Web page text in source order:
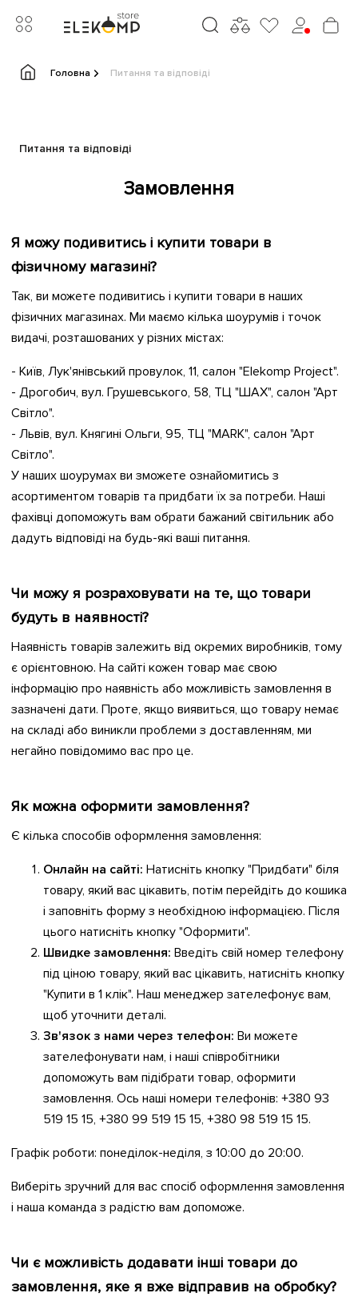
Головна Питання та відповіді
Питання та відповіді
Замовлення
Я можу подивитись і купити товари в
фізичному магазині?
Так, ви можете подивитись і купити товари в наших
фізичних магазинах. Ми маємо кілька шоурумів і точок
видачі, розташованих у різних містах:
- Київ, Лук'янівський провулок, 11, салон "Elekomp Project".
- Дрогобич, вул. Грушевського, 58, ТЦ "ШАХ", салон "Арт
Світло".
- Львів, вул. Княгині Ольги, 95, ТЦ "MARK", салон "Арт
Світло".
У наших шоурумах ви зможете ознайомитись з
асортиментом товарів та придбати їх за потреби. Наші
фахівці допоможуть вам обрати бажаний світильник або
дадуть відповіді на будь-які ваші питання.
Чи можу я розраховувати на те, що товари
будуть в наявності?
Наявність товарів залежить від окремих виробників, тому
є орієнтовною. На сайті кожен товар має свою
інформацію про наявність або можливість замовлення в
зазначені дати. Проте, якщо виявиться, що товару немає
на складі або виникли проблеми з доставленням, ми
негайно повідомимо вас про це.
Як можна оформити замовлення?
Є кілька способів оформлення замовлення:
Онлайн на сайті: Натисніть кнопку "Придбати" біля
товару, який вас цікавить, потім перейдіть до кошика
і заповніть форму з необхідною інформацією. Після
цього натисніть кнопку "Оформити".
Швидке замовлення: Введіть свій номер телефону
під ціною товару, який вас цікавить, натисніть кнопку
"Купити в 1 клік". Наш менеджер зателефонує вам,
щоб уточнити деталі.
Зв'язок з нами через телефон: Ви можете
зателефонувати нам, і наші співробітники
допоможуть вам підібрати товар, оформити
замовлення. Ось наші номери телефонів: +380 93
519 15 15, +380 99 519 15 15, +380 98 519 15 15.
Графік роботи: понеділок-неділя, з 10:00 до 20:00.
Виберіть зручний для вас спосіб оформлення замовлення
і наша команда з радістю вам допоможе.
Чи є можливість додавати інші товари до
замовлення, яке я вже відправив на обробку?